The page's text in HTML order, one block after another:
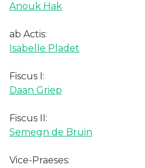
Anouk Hak
ab Actis:
Isabelle Pladet
Fiscus I:
Daan Griep
Fiscus II:
Semegn de Bruin
Vice-Praeses:​​​​​​